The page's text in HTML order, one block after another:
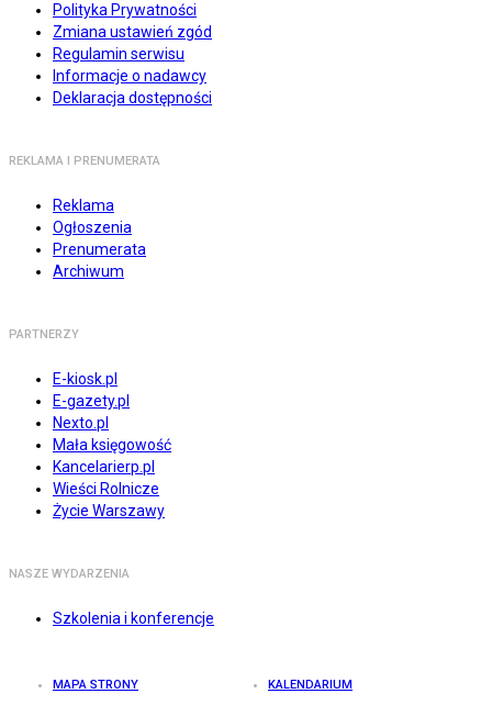
Polityka Prywatności
Zmiana ustawień zgód
Regulamin serwisu
Informacje o nadawcy
Deklaracja dostępności
REKLAMA I PRENUMERATA
Reklama
Ogłoszenia
Prenumerata
Archiwum
PARTNERZY
E-kiosk.pl
E-gazety.pl
Nexto.pl
Mała księgowość
Kancelarierp.pl
Wieści Rolnicze
Życie Warszawy
NASZE WYDARZENIA
Szkolenia i konferencje
MAPA STRONY KALENDARIUM